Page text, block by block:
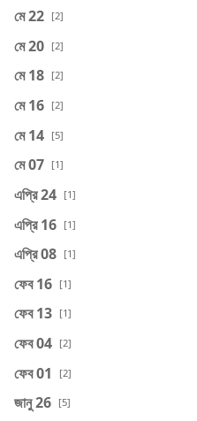
মে 22 [2]
মে 20 [2]
মে 18 [2]
মে 16 [2]
মে 14 [5]
মে 07 [1]
এপ্রি 24 [1]
এপ্রি 16 [1]
এপ্রি 08 [1]
ফেব 16 [1]
ফেব 13 [1]
ফেব 04 [2]
ফেব 01 [2]
জানু 26 [5]